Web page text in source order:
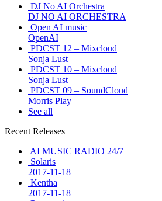
DJ No AI Orchestra
DJ NO AI ORCHESTRA
Open AI music
OpenAI
PDCST 12 – Mixcloud
Sonja Lust
PDCST 10 – Mixcloud
Sonja Lust
PDCST 09 – SoundCloud
Morris Play
See all
Recent Releases
AI MUSIC RADIO 24/7
Solaris
2017-11-18
Kentha
2017-11-18